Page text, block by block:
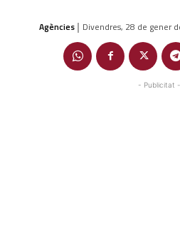
Agències | Divendres, 28 de gener
- Publicitat -